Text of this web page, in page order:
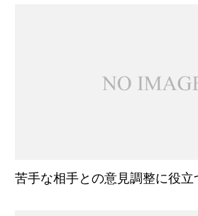
苦手な相手との意見調整に役立